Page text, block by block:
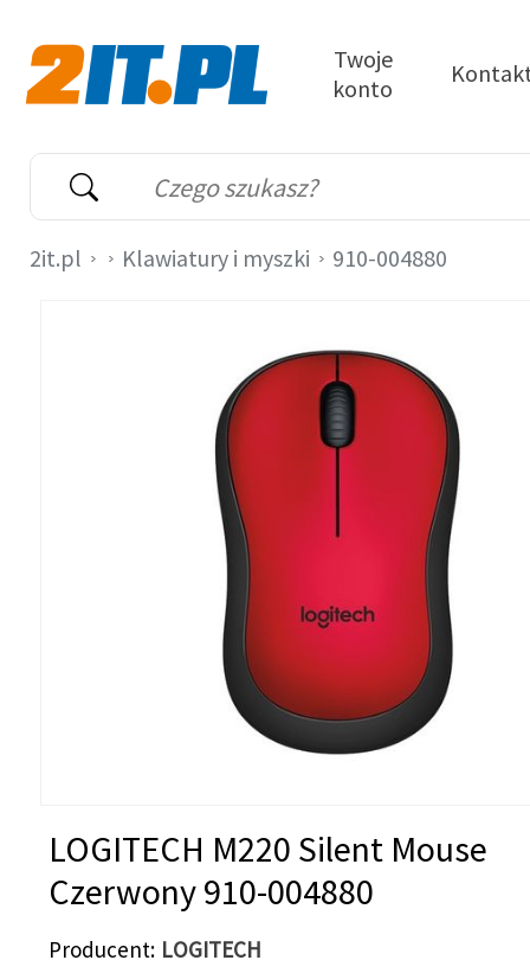
Wyszukiwarka
Słowo kluczowe
Twoje
konto
2it.pl Klawiatury i myszki 910-004880
LOGITECH M220 Silent Mouse
Czerwony 910-004880
Producent LOGITECH